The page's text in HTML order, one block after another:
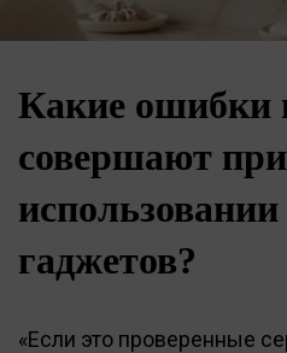
Какие ошибки
совершают при
гаджетов?
«Если это проверенные